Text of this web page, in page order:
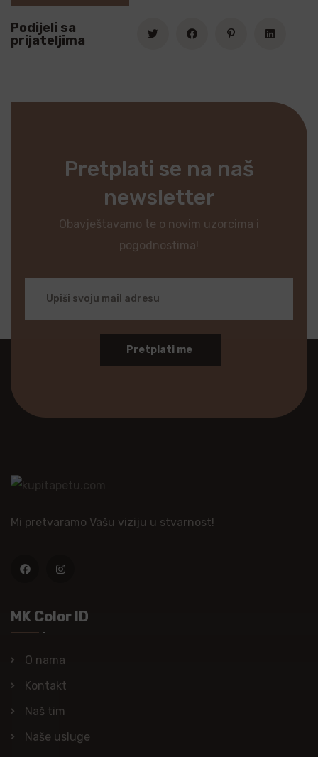
Podijeli sa
prijateljima
Pretplati se na naš
newsletter
Obavještavamo te o novim uzorcima i
pogodnostima!
Pretplati me
Mi pretvaramo Vašu viziju u stvarnost!
MK Color ID
O nama
Kontakt
Naš tim
Naše usluge